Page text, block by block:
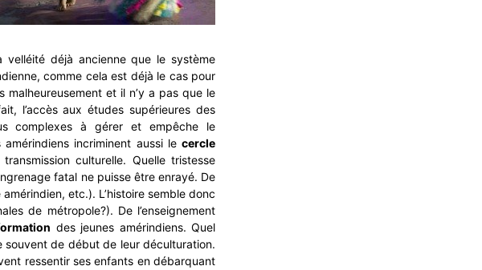
velléité déjà ancienne que le système
comme cela est déjà le cas pour
et il n’y a pas que le
l’accès aux études supérieures des
complexes à gérer et empêche le
incriminent aussi le cercle
culturelle. Quelle tristesse
fatal ne puisse être enrayé. De
etc.). L’histoire semble donc
de métropole?). De l’enseignement
des jeunes amérindiens. Quel
souvent de début de leur déculturation.
ressentir ses enfants en débarquant